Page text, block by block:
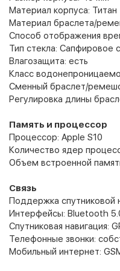
Материал корпуса: Титан
Материал браслета/
Способ отображения
Тип стекла: Сапфировое
Влагозащита: есть
Класс
Сменный браслет/
Регулировка длины
Память и процессор
Процессор: Apple S10
Количество ядер
Объем встроенной
Связь
Поддержка спутниковой
Интерфейсы: Bluetooth
Спутниковая навигация:
Телефонные звонки:
Мобильный интернет: